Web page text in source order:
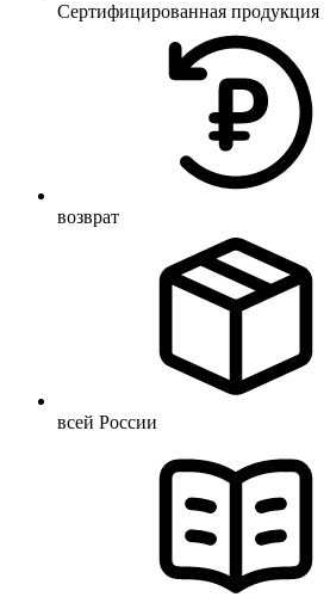
Сертифицированная продукция
возврат
всей России